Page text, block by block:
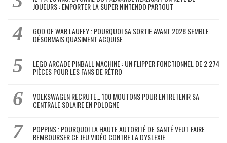
JOUEURS : EMPORTER LA SUPER NINTENDO PARTOUT
GOD OF WAR LAUFEY : POURQUOI SA SORTIE AVANT 2028 SEMBLE
DÉSORMAIS QUASIMENT ACQUISE
LEGO ARCADE PINBALL MACHINE : UN FLIPPER FONCTIONNEL DE 2 274
PIÈCES POUR LES FANS DE RÉTRO
VOLKSWAGEN RECRUTE… 100 MOUTONS POUR ENTRETENIR SA
CENTRALE SOLAIRE EN POLOGNE
POPPINS : POURQUOI LA HAUTE AUTORITÉ DE SANTÉ VEUT FAIRE
REMBOURSER CE JEU VIDÉO CONTRE LA DYSLEXIE